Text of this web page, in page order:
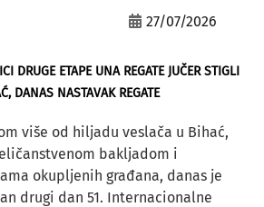
27/07/2026
DRUGE ETAPE UNA REGATE JUČER STIGLI
DANAS NASTAVAK REGATE
više od hiljadu veslača u Bihać,
bakljadom i
okupljenih građana, danas je
drugi dan 51. Internacionalne